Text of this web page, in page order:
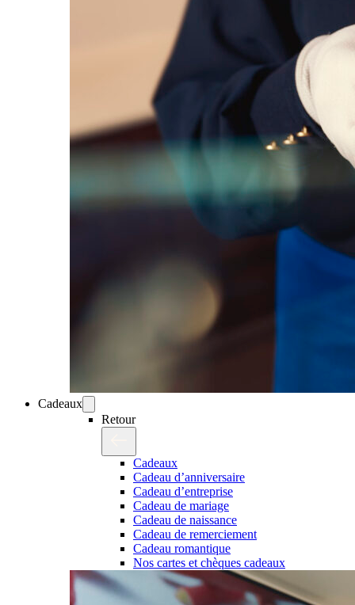
Cadeaux
Retour
Cadeaux
Cadeau d’anniversaire
Cadeau d’entreprise
Cadeau de mariage
Cadeau de naissance
Cadeau de remerciement
Cadeau romantique
Nos cartes et chèques cadeaux